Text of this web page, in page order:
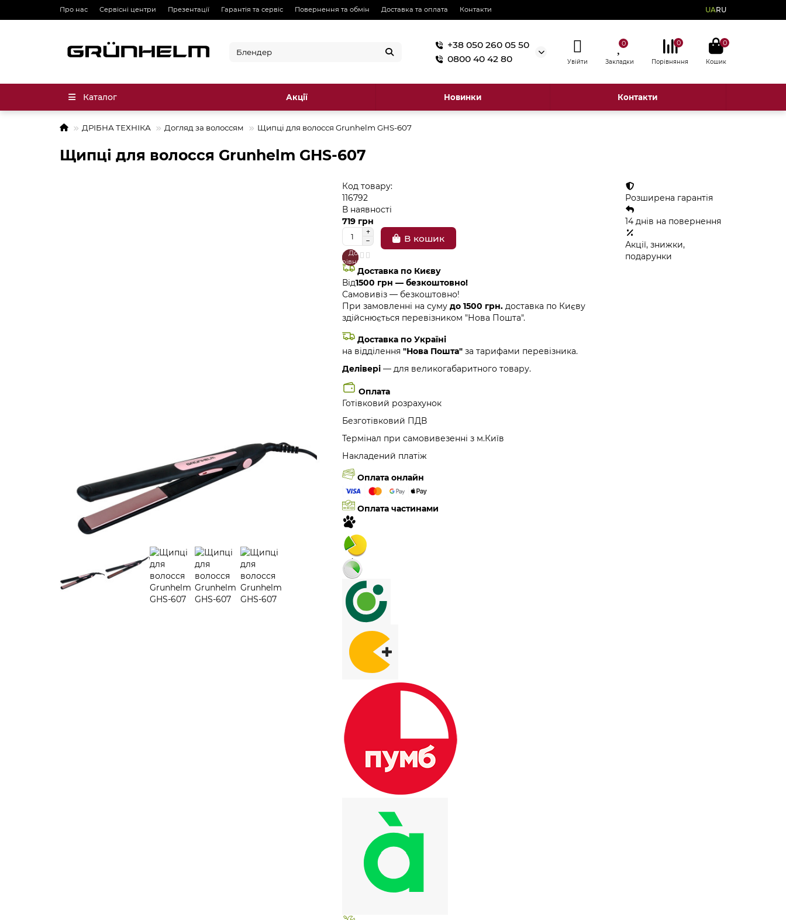
Про нас Сервісні центри Презентації Гарантія та сервіс Повернення та обмін Доставка та оплата Контакти UARU
+38 050 260 05 50
0800 40 42 80
Увійти
0
Закладки
0
Порівняння
0
Кошик
Каталог Акції Новинки Контакти
ДРІБНА ТЕХНІКА Догляд за волоссям Щипці для волосся Grunhelm GHS-607
Щипці для волосся Grunhelm GHS-607
Код товару:
116792
В наявності
719 грн
В кошик
В
закладки
До
порівняння
Доставка по Києву
Від1500 грн — безкоштовно!
Самовивіз — безкоштовно!
При замовленні на сумудо 1500 грн. доставка по Києву
здійснюється перевізником "Нова Пошта".
Доставка по Україні
на відділення"Нова Пошта"за тарифами перевізника.
Делівері — для великогабаритного товару.
Оплата
Готівковий розрахунок
Безготівковий ПДВ
Термінал при самовивезенні з м.Київ
Накладений платіж
Оплата онлайн
Оплата частинами
Розширена гарантія
14 днів на повернення
Акції, знижки,
подарунки